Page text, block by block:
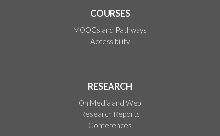
COURSES
MOOCs and Pathways
Accessibility
RESEARCH
On Media and Web
Research Reports
Conferences